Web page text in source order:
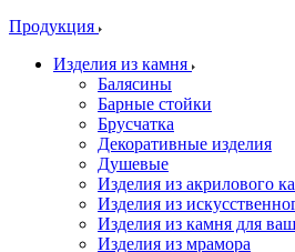
Продукция
Изделия из камня
Балясины
Барные стойки
Брусчатка
Декоративные изделия
Душевые
Изделия из акрилового
Изделия из
Изделия из камня для
Изделия из мрамора